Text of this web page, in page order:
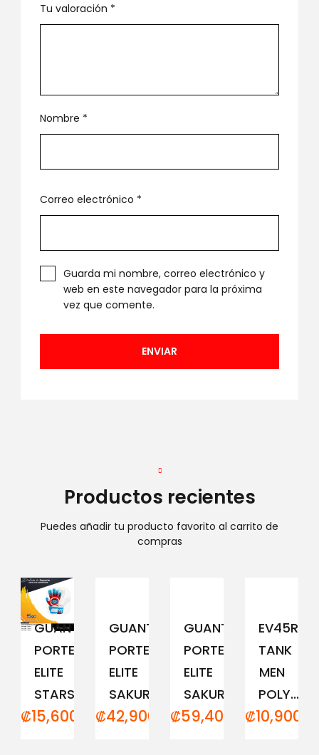
Tu valoración *
Nombre *
Correo electrónico *
Guarda mi nombre, correo electrónico y
web en este navegador para la próxima
vez que comente.
Productos recientes
Puedes añadir tu producto favorito al carrito de
compras
GUANTE
PORTERO
ELITE
STARS
₡15,600.00
GUANTE
PORTERO
ELITE
SAKURA...
₡42,900.00
GUANTE
PORTERO
ELITE
SAKURA...
₡59,400.00
TANK
MEN
POLY...
₡